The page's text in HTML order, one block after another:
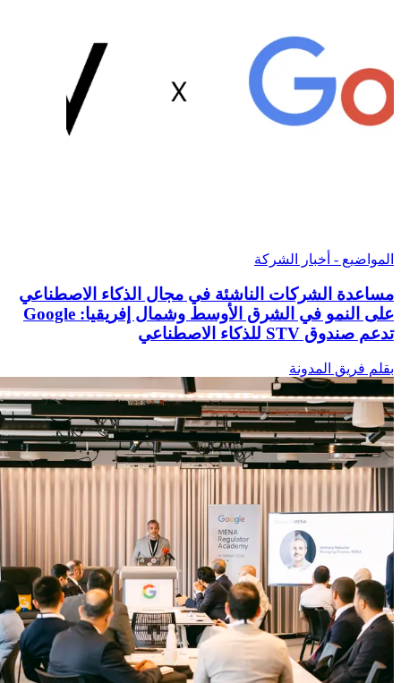
المواضيع - أخبار الشركة
مساعدة الشركات الناشئة في مجال الذكاء الاصطناعي
على النمو في الشرق الأوسط وشمال إفريقيا: Google
تدعم صندوق STV للذكاء الاصطناعي
بقلم فريق المدونة